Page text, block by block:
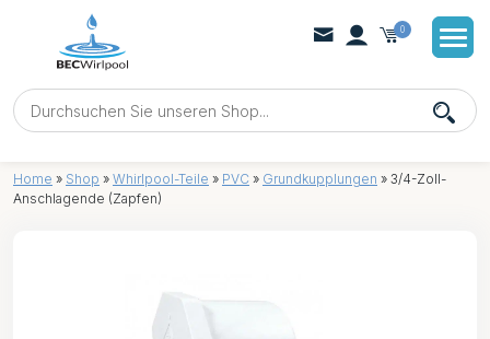
0
Home » Shop » Whirlpool-Teile » PVC » Grundkupplungen » 3/4-Zoll-
Anschlagende (Zapfen)